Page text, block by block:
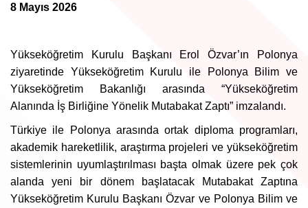
8 Mayıs 2026
Yükseköğretim Kurulu Başkanı Erol Özvar’ın Polonya
ziyaretinde Yükseköğretim Kurulu ile Polonya Bilim ve
Yükseköğretim Bakanlığı arasında “Yükseköğretim
Alanında İş Birliğine Yönelik Mutabakat Zaptı” imzalandı.
Türkiye ile Polonya arasında ortak diploma programları,
akademik hareketlilik, araştırma projeleri ve yükseköğretim
sistemlerinin uyumlaştırılması başta olmak üzere pek çok
alanda yeni bir dönem başlatacak Mutabakat Zaptına
Yükseköğretim Kurulu Başkanı Özvar ve Polonya Bilim ve